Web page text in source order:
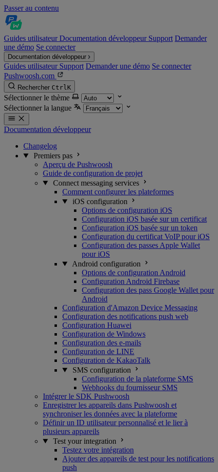
Passer au contenu
Guides utilisateurDocumentation développeur Support Demander
une démo Se connecter
Documentation développeur
Guides utilisateur Support Demander une démo Se connecter
Pushwoosh.com
Rechercher CtrlK
Sélectionner le thème
Sélectionner la langue
Documentation développeur
Changelog
Premiers pas
Aperçu de Pushwoosh
Guide de configuration de projet
Connect messaging services
Comment configurer les plateformes
iOS configuration
Options de configuration iOS
Configuration iOS basée sur un certificat
Configuration iOS basée sur un token
Configuration du certificat VoIP pour iOS
Configuration des passes Apple Wallet
pour iOS
Android configuration
Options de configuration Android
Configuration Android Firebase
Configuration des pass Google Wallet pour
Android
Configuration d'Amazon Device Messaging
Configuration des notifications push web
Configuration Huawei
Configuration de Windows
Configuration des e-mails
Configuration de LINE
Configuration de KakaoTalk
SMS configuration
Configuration de la plateforme SMS
Webhooks du fournisseur SMS
Intégrer le SDK Pushwoosh
Enregistrer les appareils dans Pushwoosh et
synchroniser les données avec la plateforme
Définir un ID utilisateur personnalisé et le lier à
plusieurs appareils
Test your integration
Testez votre intégration
Ajouter des appareils de test pour les notifications
push